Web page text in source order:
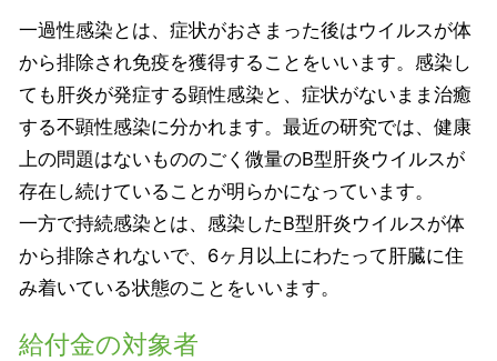
一過性感染とは、症状がおさまった後はウイルスが体
から排除され免疫を獲得することをいいます。感染し
ても肝炎が発症する顕性感染と、症状がないまま治癒
する不顕性感染に分かれます。最近の研究では、健康
上の問題はないもののごく微量のB型肝炎ウイルスが
存在し続けていることが明らかになっています。
一方で持続感染とは、感染したB型肝炎ウイルスが体
から排除されないで、6ヶ月以上にわたって肝臓に住
み着いている状態のことをいいます。
給付金の対象者